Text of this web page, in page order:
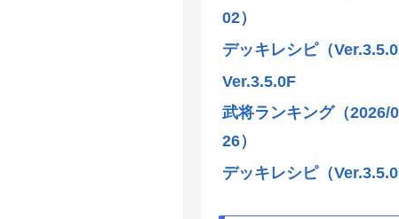
02）
デッキレシピ（
Ver.3.5.0F
武将ランキング（2026/
26）
デッキレシピ（